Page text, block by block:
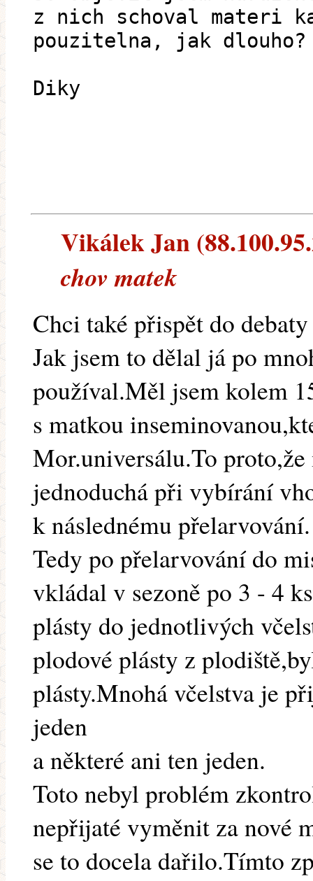
z nich schoval materi
pouzitelna, jak dlouho?
Diky
Vikálek Jan
chov matek
Chci také přispět do
Jak jsem to dělal já po
používal.Měl jsem kolem
s matkou
Mor.universálu.To
jednoduchá při vybírání
k následnému přelarvování.
Tedy po přelarvování do
vkládal v sezoně po 3 - 4
plásty do jednotlivých
plodové plásty z
plásty.Mnohá včelstva je
jeden
a některé ani ten jeden.
Toto nebyl problém
nepřijaté vyměnit za nové
se to docela dařilo.Tímto